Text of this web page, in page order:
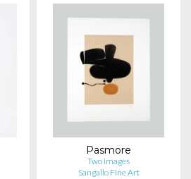
Pasmore
Two images
Sangallo Fine Art